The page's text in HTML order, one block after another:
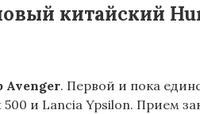
китайский
Avenger. Первой и пока
и Lancia Ypsilon. Прием